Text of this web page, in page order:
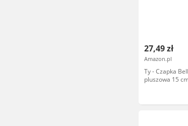
27,49 zł
Amazon.pl
Ty - Czapka
pluszowa 15